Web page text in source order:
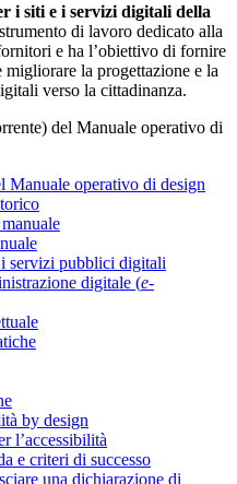
i siti e i servizi digitali della
di lavoro dedicato alla
e ha l’obiettivo di fornire
la progettazione e la
verso la cittadinanza.
del Manuale operativo di
Manuale operativo di design
servizi pubblici digitali
digitale (e-
by design
l’accessibilità
e criteri di successo
una dichiarazione di